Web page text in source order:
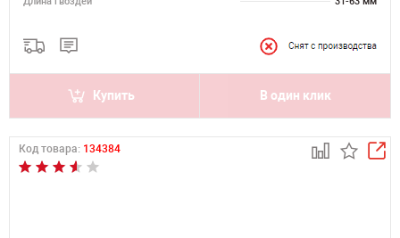
Купить В один клик
Код товара: 134384